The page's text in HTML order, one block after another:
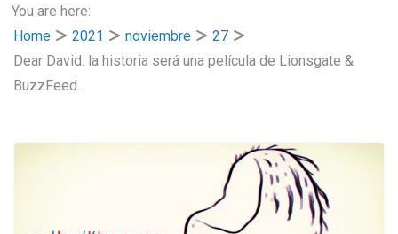
You are here:
Home
2021 noviembre
27
Dear David: la historia será una película de Lionsgate &
BuzzFeed.